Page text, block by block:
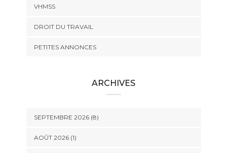
VHMSS
DROIT DU TRAVAIL
PETITES ANNONCES
ARCHIVES
SEPTEMBRE 2026 (8)
AOÛT 2026 (1)